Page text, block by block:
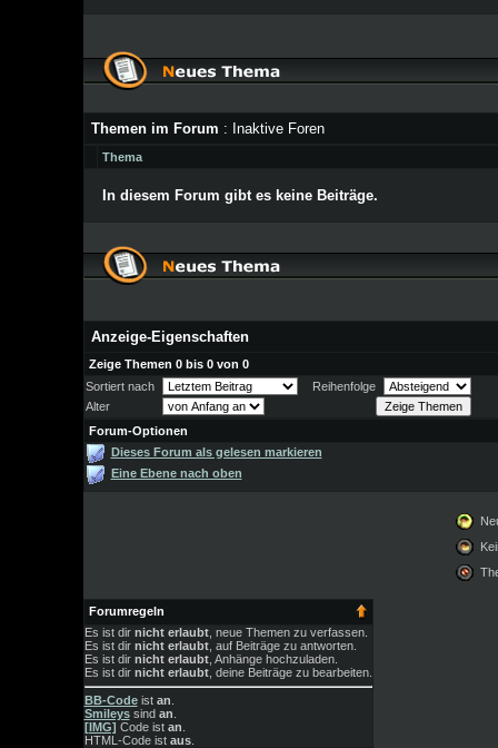
Themen im Forum : Inaktive Foren
Thema
In diesem Forum gibt es keine Beiträge.
Anzeige-Eigenschaften
Zeige Themen 0 bis 0 von 0
Sortiert nach
Reihenfolge
Alter
Forum-Optionen
Dieses Forum als gelesen markieren
Eine Ebene nach oben
Forumregeln
Es ist dir nicht erlaubt, neue Themen zu verfassen.
Es ist dir nicht erlaubt, auf Beiträge zu antworten.
Es ist dir nicht erlaubt, Anhänge hochzuladen.
Es ist dir nicht erlaubt, deine Beiträge zu bearbeiten.
BB-Codeist an
Smileyssind an
[IMG] Code ist an
HTML-Code ist aus.